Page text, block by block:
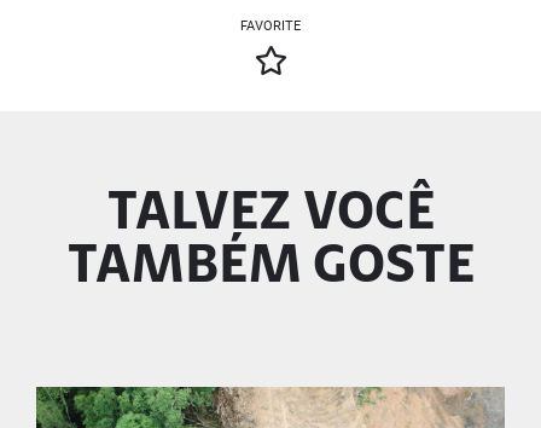
FAVORITE
TALVEZ VOCÊ
TAMBÉM GOSTE